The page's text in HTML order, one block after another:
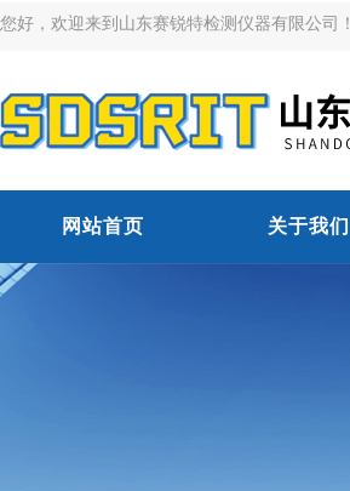
您好，欢迎来到山东赛锐特检测仪器有限公司！
网站首页 关于我们